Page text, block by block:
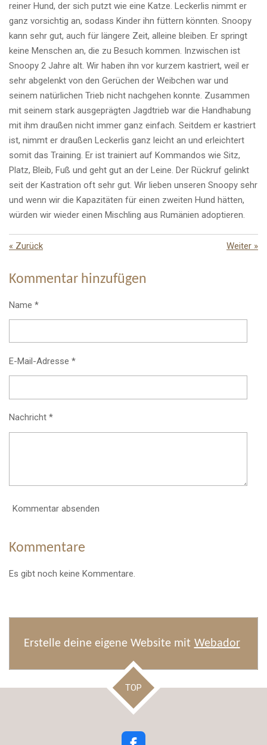
reiner Hund, der sich putzt wie eine Katze. Leckerlis nimmt er
ganz vorsichtig an, sodass Kinder ihn füttern könnten. Snoopy
kann sehr gut, auch für längere Zeit, alleine bleiben. Er springt
keine Menschen an, die zu Besuch kommen. Inzwischen ist
Snoopy 2 Jahre alt. Wir haben ihn vor kurzem kastriert, weil er
sehr abgelenkt von den Gerüchen der Weibchen war und
seinem natürlichen Trieb nicht nachgehen konnte. Zusammen
mit seinem stark ausgeprägten Jagdtrieb war die Handhabung
mit ihm draußen nicht immer ganz einfach. Seitdem er kastriert
ist, nimmt er draußen Leckerlis ganz leicht an und erleichtert
somit das Training. Er ist trainiert auf Kommandos wie Sitz,
Platz, Bleib, Fuß und geht gut an der Leine. Der Rückruf gelinkt
seit der Kastration oft sehr gut. Wir lieben unseren Snoopy sehr
und wenn wir die Kapazitäten für einen zweiten Hund hätten,
würden wir wieder einen Mischling aus Rumänien adoptieren.
« Zurück Weiter »
Kommentar hinzufügen
Name *
E-Mail-Adresse *
Nachricht *
Kommentar absenden
Kommentare
Es gibt noch keine Kommentare.
Erstelle deine eigene Website mit Webador
TOP